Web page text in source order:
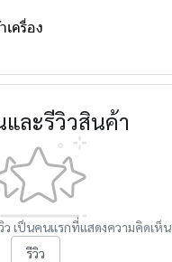
ครื่อง
ละรีวิวสินค้า
ว เป็นคนแรกที่แสดงความคิดเห็น
รีวิว